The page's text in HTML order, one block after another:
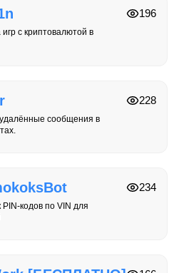
с криптовалютой в
196
сообщения в
228
кодов по VIN для
234